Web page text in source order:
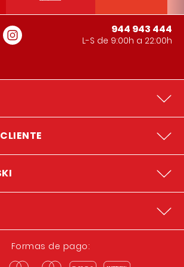
944 943 444
L-S de 9:00h a 22:00h
Formas de pago: